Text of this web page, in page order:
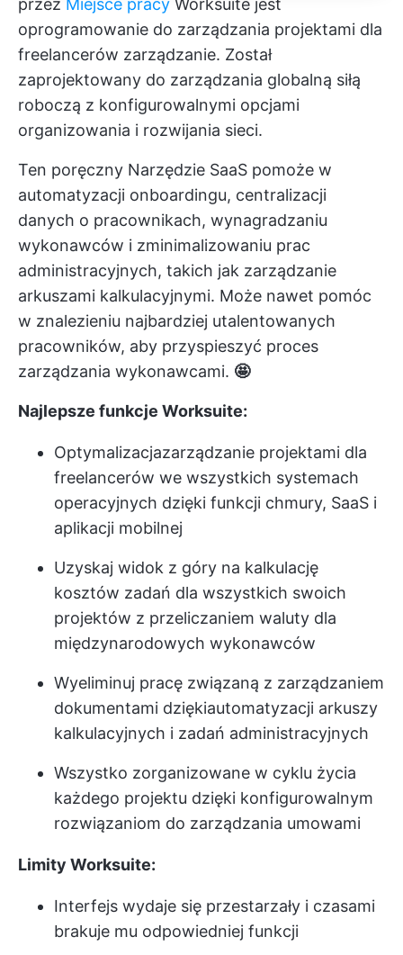
przez Miejsce pracy Worksuite jest
oprogramowanie do zarządzania projektami dla
freelancerów zarządzanie. Został
zaprojektowany do zarządzania globalną siłą
roboczą z konfigurowalnymi opcjami
organizowania i rozwijania sieci.
Ten poręczny Narzędzie SaaS pomoże w
automatyzacji onboardingu, centralizacji
danych o pracownikach, wynagradzaniu
wykonawców i zminimalizowaniu prac
administracyjnych, takich jak zarządzanie
arkuszami kalkulacyjnymi. Może nawet pomóc
w znalezieniu najbardziej utalentowanych
pracowników, aby przyspieszyć proces
zarządzania wykonawcami. 🤩
Najlepsze funkcje Worksuite:
Optymalizacjazarządzanie projektami dla
freelancerów we wszystkich systemach
operacyjnych dzięki funkcji chmury, SaaS i
aplikacji mobilnej
Uzyskaj widok z góry na kalkulację
kosztów zadań dla wszystkich swoich
projektów z przeliczaniem waluty dla
międzynarodowych wykonawców
Wyeliminuj pracę związaną z zarządzaniem
dokumentami dziękiautomatyzacji arkuszy
kalkulacyjnych i zadań administracyjnych
Wszystko zorganizowane w cyklu życia
każdego projektu dzięki konfigurowalnym
rozwiązaniom do zarządzania umowami
Limity Worksuite:
Interfejs wydaje się przestarzały i czasami
brakuje mu odpowiedniej funkcji